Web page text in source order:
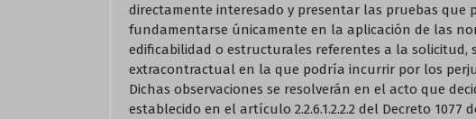
directamente interesado y presentar las pruebas que
fundamentarse únicamente en la aplicación de las
edificabilidad o estructurales referentes a la solicitud,
extracontractual en la que podría incurrir por los
Dichas observaciones se resolverán en el acto que
establecido en el artículo 2.2.6.1.2.2.2 del Decreto 1077